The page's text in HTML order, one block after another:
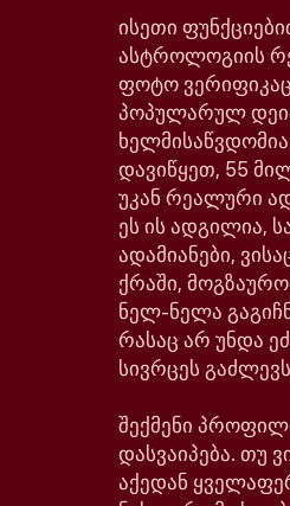
ისეთი
ასტროლოგიის
ფოტო
პოპულარულ
ხელმისაწვდომია
დავიწყეთ, 55
უკან რეალური
ეს ის ადგილია,
ადამიანები,
ქრაში,
ნელ-ნელა
რასაც არ უნდა
სივრცეს
შექმენი
დასვაიპება. თუ
აქედან